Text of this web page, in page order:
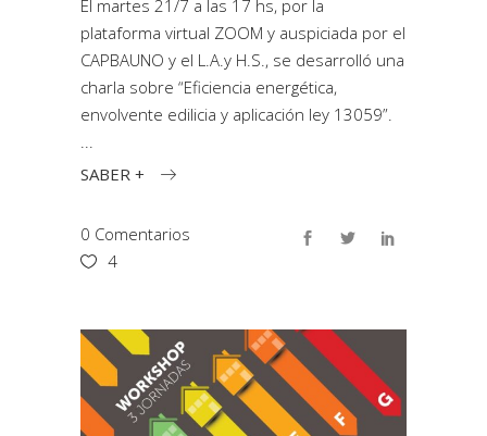
El martes 21/7 a las 17 hs, por la
plataforma virtual ZOOM y auspiciada por el
CAPBAUNO y el L.A.y H.S., se desarrolló una
charla sobre “Eficiencia energética,
envolvente edilicia y aplicación ley 13059”.
SABER +
0 Comentarios
4